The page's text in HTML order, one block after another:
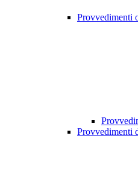
Provvedimenti
Provvedimenti